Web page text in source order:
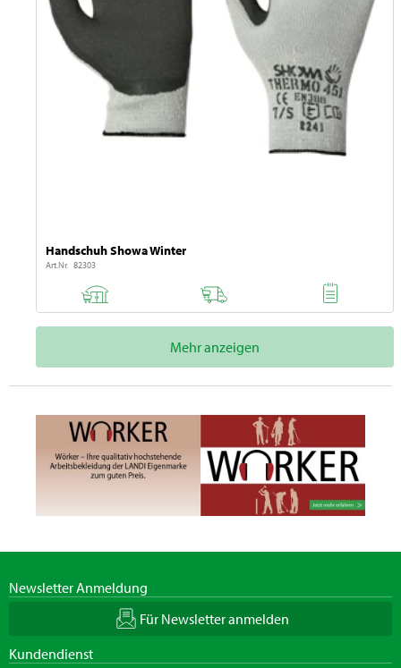
Handschuh Showa Winter
Art.Nr. 82303
Mehr anzeigen
Newsletter Anmeldung
Für Newsletter anmelden
Kundendienst